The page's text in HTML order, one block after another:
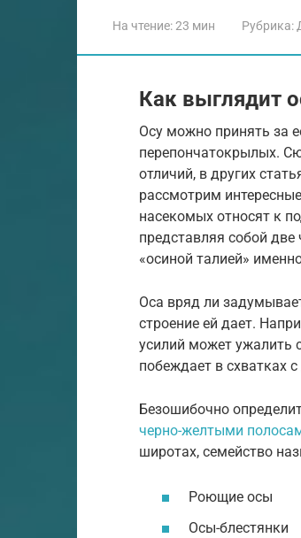
На чтение:23 мин Рубрика:
Как выглядит
Осу можно принять за
перепончатокрылых.
отличий, в других
рассмотрим
насекомых относят к
представляя собой
«осиной талией»
Оса вряд ли
строение ей дает.
усилий может ужалить
побеждает в схватках
Безошибочно
черно-желтыми
широтах, семейство
Роющие осы
Осы-блестянки